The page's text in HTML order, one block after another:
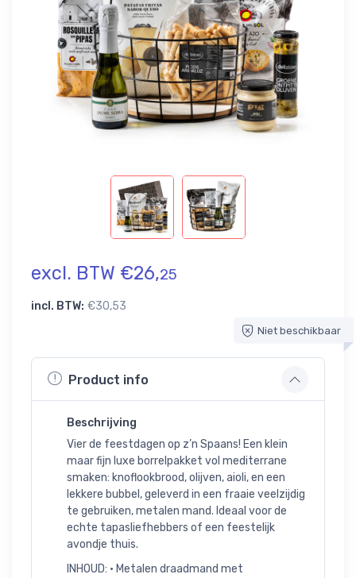
excl. BTW €26,25
incl. BTW: €30,53
Niet beschikbaar
Product info
Beschrijving
Vier de feestdagen op z’n Spaans! Een klein
maar fijn luxe borrelpakket vol mediterrane
smaken: knoflookbrood, olijven, aioli, en een
lekkere bubbel, geleverd in een fraaie veelzijdig
te gebruiken, metalen mand. Ideaal voor de
echte tapasliefhebbers of een feestelijk
avondje thuis.
INHOUD: • Metalen draadmand met